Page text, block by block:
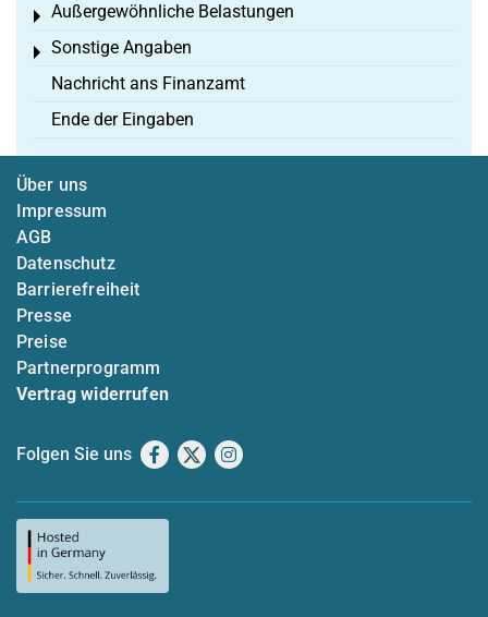
Außergewöhnliche Belastungen
Toggle menu
Sonstige Angaben
Toggle menu
Nachricht ans Finanzamt
Ende der Eingaben
Über uns
Impressum
AGB
Datenschutz
Barrierefreiheit
Presse
Preise
Partnerprogramm
Vertrag widerrufen
Folgen Sie uns Facebook
X Instagram